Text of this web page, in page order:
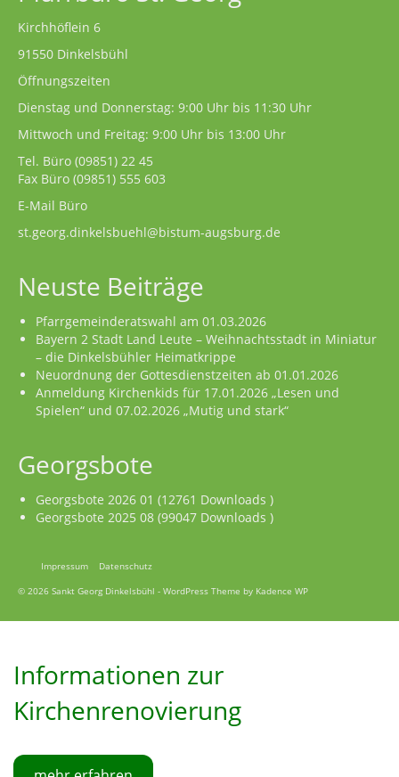
Kirchhöflein 6
91550 Dinkelsbühl
Öffnungszeiten
Dienstag und Donnerstag: 9:00 Uhr bis 11:30 Uhr
Mittwoch und Freitag: 9:00 Uhr bis 13:00 Uhr
Tel. Büro (09851) 22 45
Fax Büro (09851) 555 603
E-Mail Büro
st.georg.dinkelsbuehl@bistum-augsburg.de
Neuste Beiträge
Pfarrgemeinderatswahl am 01.03.2026
Bayern 2 Stadt Land Leute – Weihnachtsstadt in Miniatur
– die Dinkelsbühler Heimatkrippe
Neuordnung der Gottesdienstzeiten ab 01.01.2026
Anmeldung Kirchenkids für 17.01.2026 „Lesen und
Spielen“ und 07.02.2026 „Mutig und stark“
Georgsbote
Georgsbote 2026 01 (12761 Downloads )
Georgsbote 2025 08 (99047 Downloads )
Impressum
Datenschutz
© 2026 Sankt Georg Dinkelsbühl - WordPress Theme by Kadence WP
Informationen zur
Kirchenrenovierung